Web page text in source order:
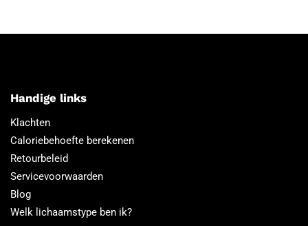
Handige links
Klachten
Caloriebehoefte berekenen
Retourbeleid
Servicevoorwaarden
Blog
Welk lichaamstype ben ik?